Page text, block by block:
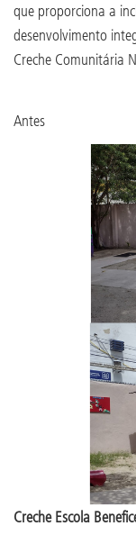
que proporciona a
desenvolvimento
Creche Comunitária
Antes
Creche Escola